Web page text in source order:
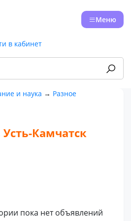
Меню
в кабинет
и наука → Разное
Усть-Камчатск
пока нет объявлений